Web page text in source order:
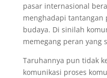
pasar internasional
menghadapi tantangan
budaya. Di sinilah
memegang peran yang
Taruhannya pun tidak
komunikasi proses